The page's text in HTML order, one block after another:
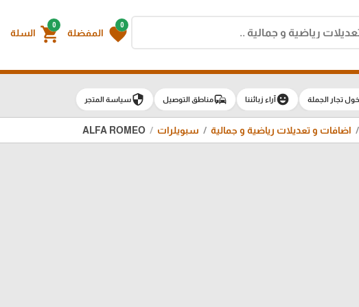
0
favorite المفضلة
0
shopping_cart السلة
تجار الجملة emoji_emotionsآراء زبائننا commuteمناطق التوصيل securityسياسة المتجر
اضافات و تعديلات رياضية و جمالية سبويلرات ALFA ROMEO